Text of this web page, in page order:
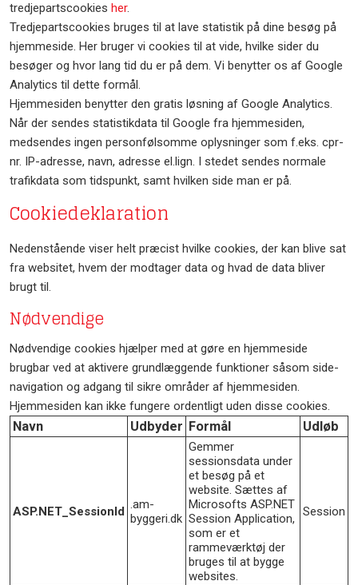
tredjepartscookies her.
Tredjepartscookies bruges til at lave statistik på dine besøg på
hjemmeside. Her bruger vi cookies til at vide, hvilke sider du
besøger og hvor lang tid du er på dem. Vi benytter os af Google
Analytics til dette formål.
Hjemmesiden benytter den gratis løsning af Google Analytics.
Når der sendes statistikdata til Google fra hjemmesiden,
medsendes ingen personfølsomme oplysninger som f.eks. cpr-
nr. IP-adresse, navn, adresse el.lign. I stedet sendes normale
trafikdata som tidspunkt, samt hvilken side man er på.
Cookiedeklaration
Nedenstående viser helt præcist hvilke cookies, der kan blive sat
fra websitet, hvem der modtager data og hvad de data bliver
brugt til.
Nødvendige
Nødvendige cookies hjælper med at gøre en hjemmeside
brugbar ved at aktivere grundlæggende funktioner såsom side-
navigation og adgang til sikre områder af hjemmesiden.
Hjemmesiden kan ikke fungere ordentligt uden disse cookies.
Navn Udbyder Formål Udløb
ASP.NET_SessionId .am-
byggeri.dk
Gemmer
sessionsdata under
et besøg på et
website. Sættes af
Microsofts ASP.NET
Session Application,
som er et
rammeværktøj der
bruges til at bygge
websites.
Session